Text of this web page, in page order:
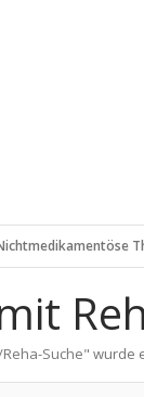
Suche" wurde